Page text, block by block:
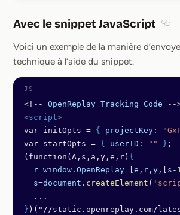
Avec le snippet JavaScript
Voici un exemple de la manière
technique à l’aide du snippet.
<!-- OpenReplay Tracking Code --
<script>
var initOpts = { projectKey :
var startOpts = { userID : "" } ;
(function(A,s,a,y,e,r) {
  r
=window . OpenReplay=[ e , r , y ,[ s -
  s
=document . createElement (
  ...
} )("//static.openreplay.com/